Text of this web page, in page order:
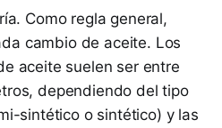
Como regla general,
cambio de aceite. Los
aceite suelen ser entre
dependiendo del tipo
sintético o sintético) y las